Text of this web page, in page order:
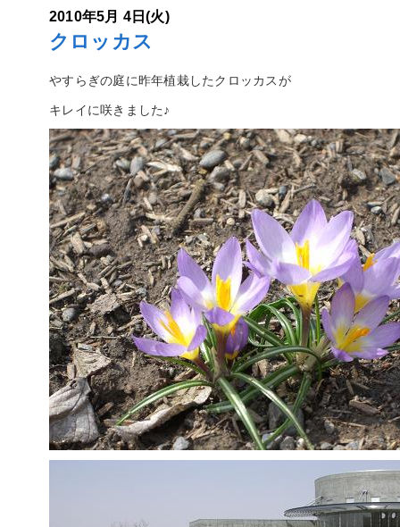
2010年5月 4日(火)
クロッカス
やすらぎの庭に昨年植栽したクロッカスが
キレイに咲きました♪